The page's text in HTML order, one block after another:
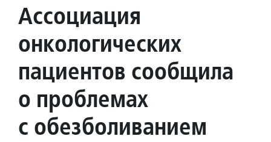
Ассоциация
онкологических
пациентов сообщила
о проблемах
с обезболиванием